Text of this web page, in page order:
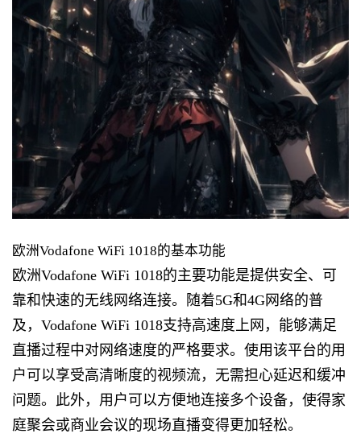
欧洲Vodafone WiFi 1018的基本功能
欧洲Vodafone WiFi 1018的主要功能是提供安全、可
靠和快速的无线网络连接。随着5G和4G网络的普
及，Vodafone WiFi 1018支持高速度上网，能够满足
直播过程中对网络速度的严格要求。使用该平台的用
户可以享受高清晰度的视频流，无需担心延迟和缓冲
问题。此外，用户可以方便地连接多个设备，使得家
庭聚会或商业会议的现场直播变得更加轻松。